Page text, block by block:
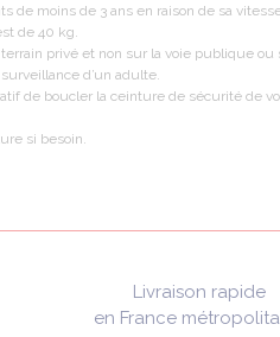
de moins de 3 ans en raison de sa
de 40 kg.
privé et non sur la voie publique ou
d’un adulte.
de boucler la ceinture de sécurité de
si besoin.
Livraison rapide
en France